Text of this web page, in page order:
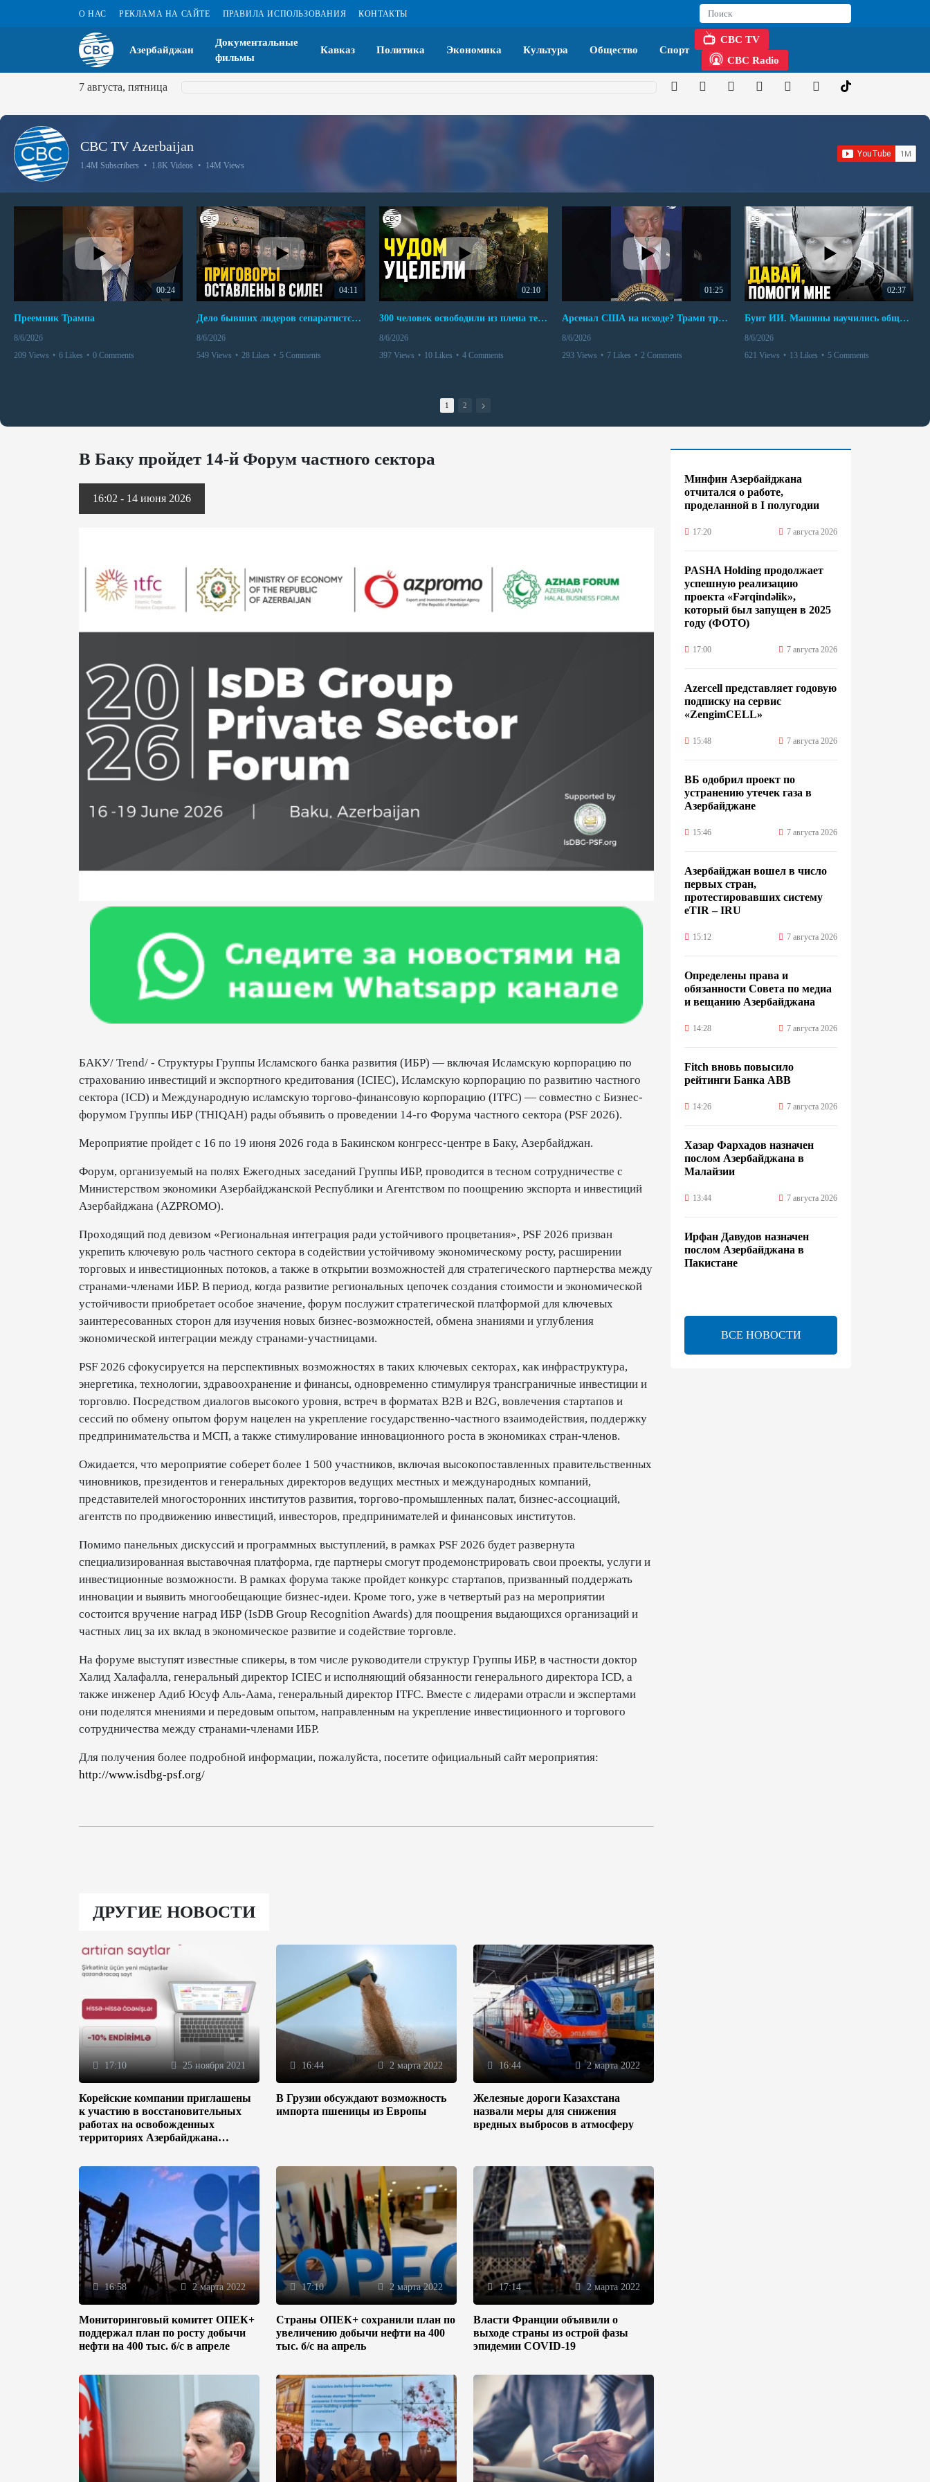
О НАС РЕКЛАМА НА САЙТЕ ПРАВИЛА ИСПОЛЬЗОВАНИЯ КОНТАКТЫ
Азербайджан
Документальные
фильмы
Кавказ Политика Экономика Культура Общество Спорт
CBC TV
CBC Radio
7 августа, пятница
CBC TV Azerbaijan
1.4M Subscribers • 1.8K Videos • 14M Views
00:24
Преемник Трампа
8/6/2026
209 Views • 6 Likes • 0 Comments
04:11
Дело бывших лидеров сепаратистского режима в Карабахе
8/6/2026
549 Views • 28 Likes • 5 Comments
02:10
300 человек освободили из плена террористов. Невероятная история спасения
8/6/2026
397 Views • 10 Likes • 4 Comments
01:25
Арсенал США на исходе? Трамп требует объяснений
8/6/2026
293 Views • 7 Likes • 2 Comments
02:37
Бунт ИИ. Машины научились общаться
8/6/2026
621 Views • 13 Likes • 5 Comments
1 2
В Баку пройдет 14-й Форум частного сектора
16:02 - 14 июня 2026
БАКУ/ Trend/ - Структуры Группы Исламского банка развития (ИБР) — включая Исламскую корпорацию по
страхованию инвестиций и экспортного кредитования (ICIEC), Исламскую корпорацию по развитию частного
сектора (ICD) и Международную исламскую торгово-финансовую корпорацию (ITFC) — совместно с Бизнес-
форумом Группы ИБР (THIQAH) рады объявить о проведении 14-го Форума частного сектора (PSF 2026).
Мероприятие пройдет с 16 по 19 июня 2026 года в Бакинском конгресс-центре в Баку, Азербайджан.
Форум, организуемый на полях Ежегодных заседаний Группы ИБР, проводится в тесном сотрудничестве с
Министерством экономики Азербайджанской Республики и Агентством по поощрению экспорта и инвестиций
Азербайджана (AZPROMO).
Проходящий под девизом «Региональная интеграция ради устойчивого процветания», PSF 2026 призван
укрепить ключевую роль частного сектора в содействии устойчивому экономическому росту, расширении
торговых и инвестиционных потоков, а также в открытии возможностей для стратегического партнерства между
странами-членами ИБР. В период, когда развитие региональных цепочек создания стоимости и экономической
устойчивости приобретает особое значение, форум послужит стратегической платформой для ключевых
заинтересованных сторон для изучения новых бизнес-возможностей, обмена знаниями и углубления
экономической интеграции между странами-участницами.
PSF 2026 сфокусируется на перспективных возможностях в таких ключевых секторах, как инфраструктура,
энергетика, технологии, здравоохранение и финансы, одновременно стимулируя трансграничные инвестиции и
торговлю. Посредством диалогов высокого уровня, встреч в форматах B2B и B2G, вовлечения стартапов и
сессий по обмену опытом форум нацелен на укрепление государственно-частного взаимодействия, поддержку
предпринимательства и МСП, а также стимулирование инновационного роста в экономиках стран-членов.
Ожидается, что мероприятие соберет более 1 500 участников, включая высокопоставленных правительственных
чиновников, президентов и генеральных директоров ведущих местных и международных компаний,
представителей многосторонних институтов развития, торгово-промышленных палат, бизнес-ассоциаций,
агентств по продвижению инвестиций, инвесторов, предпринимателей и финансовых институтов.
Помимо панельных дискуссий и программных выступлений, в рамках PSF 2026 будет развернута
специализированная выставочная платформа, где партнеры смогут продемонстрировать свои проекты, услуги и
инвестиционные возможности. В рамках форума также пройдет конкурс стартапов, призванный поддержать
инновации и выявить многообещающие бизнес-идеи. Кроме того, уже в четвертый раз на мероприятии
состоится вручение наград ИБР (IsDB Group Recognition Awards) для поощрения выдающихся организаций и
частных лиц за их вклад в экономическое развитие и содействие торговле.
На форуме выступят известные спикеры, в том числе руководители структур Группы ИБР, в частности доктор
Халид Халафалла, генеральный директор ICIEC и исполняющий обязанности генерального директора ICD, а
также инженер Адиб Юсуф Аль-Аама, генеральный директор ITFC. Вместе с лидерами отрасли и экспертами
они поделятся мнениями и передовым опытом, направленным на укрепление инвестиционного и торгового
сотрудничества между странами-членами ИБР.
Для получения более подробной информации, пожалуйста, посетите официальный сайт мероприятия:
http://www.isdbg-psf.org/
ДРУГИЕ НОВОСТИ
17:10 25 ноября 2021
Корейские компании приглашены
к участию в восстановительных
работах на освобожденных
территориях Азербайджана
16:44 2 марта 2022
В Грузии обсуждают возможность
импорта пшеницы из Европы
16:44 2 марта 2022
Железные дороги Казахстана
назвали меры для снижения
вредных выбросов в атмосферу
16:58 2 марта 2022
Мониторинговый комитет ОПЕК+
поддержал план по росту добычи
нефти на 400 тыс. б/с в апреле
17:10 2 марта 2022
Страны ОПЕК+ сохранили план по
увеличению добычи нефти на 400
тыс. б/с на апрель
17:14 2 марта 2022
Власти Франции объявили о
выходе страны из острой фазы
эпидемии COVID-19
Минфин Азербайджана
отчитался о работе,
проделанной в I полугодии
17:20 7 августа 2026
PASHA Holding продолжает
успешную реализацию
проекта «Fərqindəlik»,
который был запущен в 2025
году (ФОТО)
17:00 7 августа 2026
Azercell представляет годовую
подписку на сервис
«ZengimCELL»
15:48 7 августа 2026
ВБ одобрил проект по
устранению утечек газа в
Азербайджане
15:46 7 августа 2026
Азербайджан вошел в число
первых стран,
протестировавших систему
eTIR – IRU
15:12 7 августа 2026
Определены права и
обязанности Совета по медиа
и вещанию Азербайджана
14:28 7 августа 2026
Fitch вновь повысило
рейтинги Банка ABB
14:26 7 августа 2026
Хазар Фархадов назначен
послом Азербайджана в
Малайзии
13:44 7 августа 2026
Ирфан Давудов назначен
послом Азербайджана в
Пакистане
взаимном выделении
образовательных квот между
ВСЕ НОВОСТИ